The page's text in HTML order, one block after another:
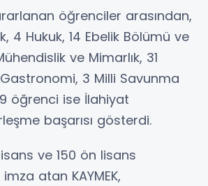
öğrenciler arasından,
4 Hukuk, 14 Ebelik Bölümü ve
ve Mimarlık, 31
3 Milli Savunma
öğrenci ise İlahiyat
başarısı gösterdi.
ve 150 ön lisans
atan KAYMEK,